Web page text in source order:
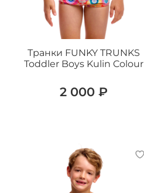
Транки FUNKY TRUNKS
Toddler Boys Kulin Colour
2 000 ₽